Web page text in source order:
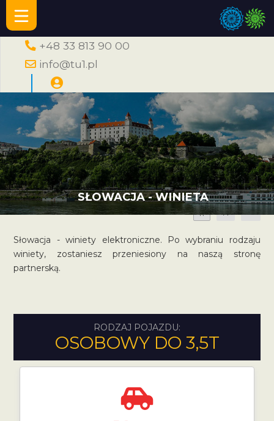
+48 33 813 90 00
info@tu1.pl
SŁOWACJA - WINIETA
A A A
Słowacja - winiety elektroniczne. Po wybraniu rodzaju
winiety, zostaniesz przeniesiony na naszą stronę
partnerską.
RODZAJ POJAZDU:
OSOBOWY DO 3,5T